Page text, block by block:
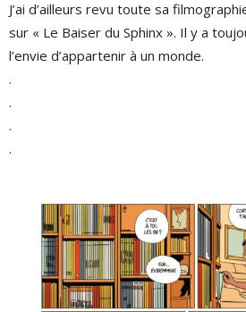
J’ai d’ailleurs revu toute sa
sur « Le Baiser du Sphinx ». Il y a
l’envie d’appartenir à un monde.
.
.
.
.